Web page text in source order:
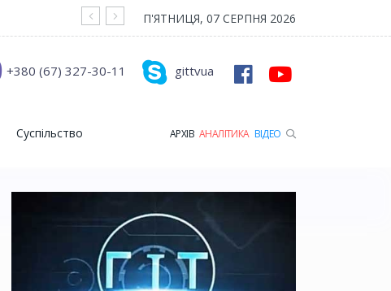
На війні загинув Герой з Рожищенської
П'ЯТНИЦЯ, 07 СЕРПНЯ 2026
gittvua
+380 (67) 327-30-11
Суспільство АРХІВ АНАЛІТИКА ВІДЕО